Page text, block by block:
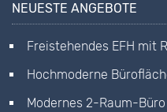
NEUESTE ANGEBOTE
Freistehendes EFH mit
Hochmoderne
Modernes 2-Raum-